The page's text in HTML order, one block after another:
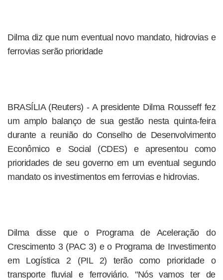
Dilma diz que num eventual novo mandato, hidrovias e
ferrovias serão prioridade
BRASÍLIA (Reuters) - A presidente Dilma Rousseff fez
um amplo balanço de sua gestão nesta quinta-feira
durante a reunião do Conselho de Desenvolvimento
Econômico e Social (CDES) e apresentou como
prioridades de seu governo em um eventual segundo
mandato os investimentos em ferrovias e hidrovias.
Dilma disse que o Programa de Aceleração do
Crescimento 3 (PAC 3) e o Programa de Investimento
em Logística 2 (PIL 2) terão como prioridade o
transporte fluvial e ferroviário. "Nós vamos ter de